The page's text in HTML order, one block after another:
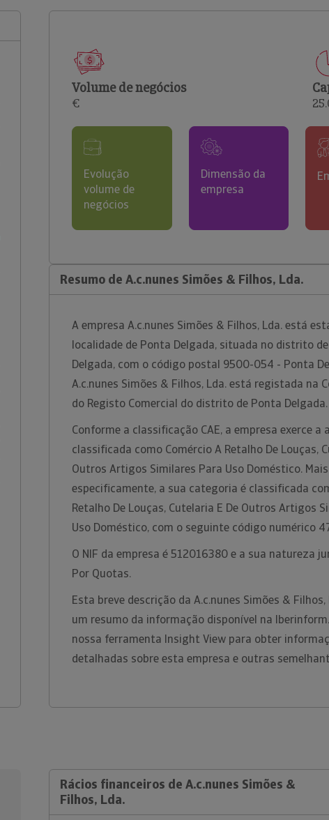
comerciais e
Volume de negócios
€
Evolução
volume de
negócios
Dimensão da
empresa
Resumo de A.c.nunes Simões & Filhos, Lda.
A empresa A.c.nunes Simões & Filhos, Lda. está
localidade de Ponta Delgada, situada no distrito
Delgada, com o código postal 9500-054 - Ponta
A.c.nunes Simões & Filhos, Lda. está registada na
do Registo Comercial do distrito de Ponta Delgada.
Conforme a classificação CAE, a empresa exerce a
classificada como Comércio A Retalho De Louças,
Outros Artigos Similares Para Uso Doméstico. Mais
especificamente, a sua categoria é classificada
Retalho De Louças, Cutelaria E De Outros Artigos
Uso Doméstico, com o seguinte código numérico
O NIF da empresa é 512016380 e a sua natureza
Por Quotas.
Esta breve descrição da A.c.nunes Simões & Filhos,
um resumo da informação disponível na
nossa ferramenta Insight View para obter
detalhadas sobre esta empresa e outras
Rácios financeiros de A.c.nunes Simões &
Filhos, Lda.